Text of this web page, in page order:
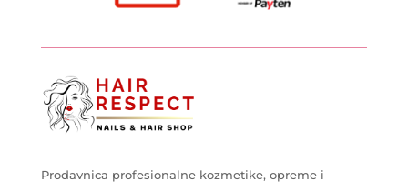
Prodavnica profesionalne kozmetike, opreme i